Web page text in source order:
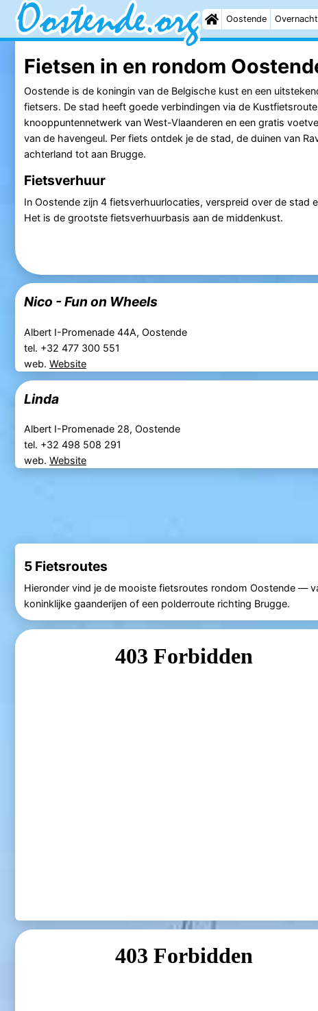
Oostende
Fietsen in en rondom
Oostende is de koningin van de Belgische kust en een
fietsers. De stad heeft goede verbindingen via de
knooppuntennetwerk van West-Vlaanderen en een gratis
van de havengeul. Per fiets ontdek je de stad, de duinen van
achterland tot aan Brugge.
Fietsverhuur
In Oostende zijn 4 fietsverhuurlocaties, verspreid over de stad
Het is de grootste fietsverhuurbasis aan de middenkust.
Nico - Fun on Wheels
Albert I-Promenade 44A, Oostende
tel. +32 477 300 551
web. Website
Linda
Albert I-Promenade 28, Oostende
tel. +32 498 508 291
web. Website
5 Fietsroutes
Hieronder vind je de mooiste fietsroutes rondom Oostende —
koninklijke gaanderijen of een polderroute richting Brugge.